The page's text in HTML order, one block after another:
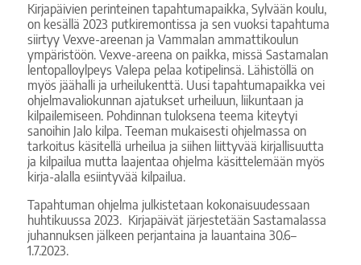
Kirjapäivien perinteinen tapahtumapaikka, Sylvään koulu,
on kesällä 2023 putkiremontissa ja sen vuoksi tapahtuma
siirtyy Vexve-areenan ja Vammalan ammattikoulun
ympäristöön. Vexve-areena on paikka, missä Sastamalan
lentopalloylpeys Valepa pelaa kotipelinsä. Lähistöllä on
myös jäähalli ja urheilukenttä. Uusi tapahtumapaikka vei
ohjelmavaliokunnan ajatukset urheiluun, liikuntaan ja
kilpailemiseen. Pohdinnan tuloksena teema kiteytyi
sanoihin Jalo kilpa. Teeman mukaisesti ohjelmassa on
tarkoitus käsitellä urheilua ja siihen liittyvää kirjallisuutta
ja kilpailua mutta laajentaa ohjelma käsittelemään myös
kirja-alalla esiintyvää kilpailua.
Tapahtuman ohjelma julkistetaan kokonaisuudessaan
huhtikuussa 2023. Kirjapäivät järjestetään Sastamalassa
juhannuksen jälkeen perjantaina ja lauantaina 30.6–
1.7.2023.